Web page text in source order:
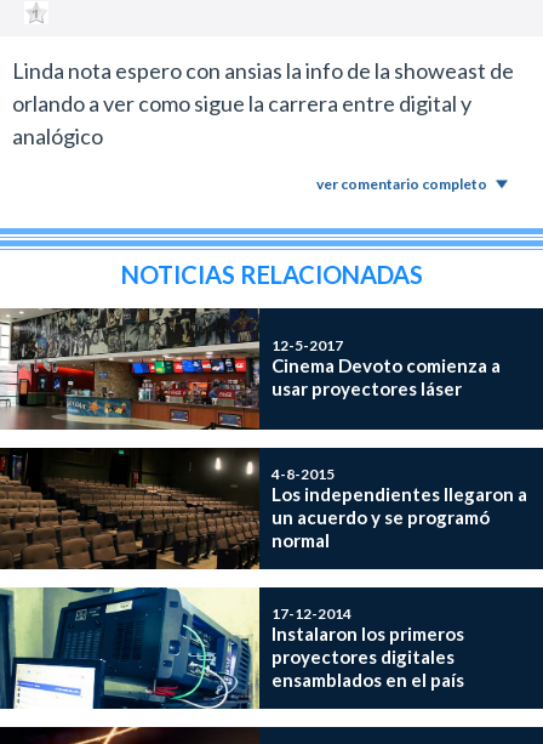
Linda nota espero con ansias la info de la showeast de
orlando a ver como sigue la carrera entre digital y
analógico
ver comentario completo
NOTICIAS RELACIONADAS
12-5-2017
Cinema Devoto comienza a
usar proyectores láser
4-8-2015
Los independientes llegaron a
un acuerdo y se programó
normal
17-12-2014
Instalaron los primeros
proyectores digitales
ensamblados en el país